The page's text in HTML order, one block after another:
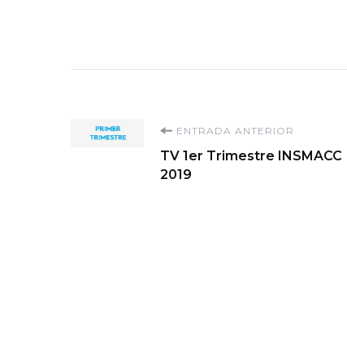
Navegación
ENTRADA ANTERIOR
TV 1er Trimestre INSMACC
2019